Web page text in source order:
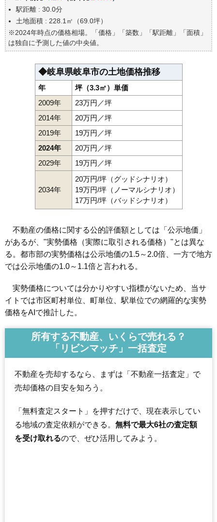
自分の年収でいくらの不動産が買える？
駅距離 : 30.0分
土地面積 : 228.1㎡（69.0坪）
※2024年時点の価格相場。「価格」「築数」「駅距離」「面積」
は独自に予測した値の中央値。
◆岐阜県岐阜市の土地価格推移
年
坪（3.3㎡）単価
2009年
23万円／坪
2014年
20万円／坪
2019年
19万円／坪
2024年
20万円／坪
2029年
19万円／坪
2034年
20万円/坪（グッドシナリオ）
19万円/坪（ノーマルシナリオ）
17万円/坪（バッドシナリオ）
不動産の価格に関する公的評価額としては「公示地価」
があるが、"実勢価格（実際に取引される価格）"とは異な
る。都市部の実勢価格は公示地価の1.5～2.0倍、一方で地方
では公示地価の1.0～1.1倍と言われる。
実勢価格については分かりやすい指標がないため、当サ
イトでは市区町村単位、町単位、駅単位での網羅的な実勢
価格をAIで推計した。
所有する不動産、いくらで売れる？
「リビンマッチ」一括査定
不動産を売却するなら、まずは「不動産一括査定」で
売却価格の目安を知ろう。
「無料査定スタート」を押すだけで、現在表示してい
る地域の査定依頼ができる。 無料で最大6社の査定額
を受け取れるので、ぜひ活用してみよう。